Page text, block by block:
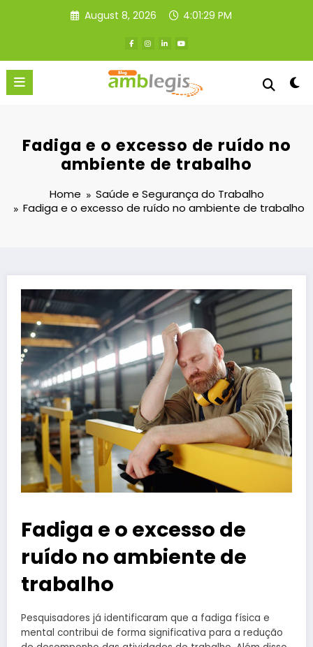
August 8, 2026 4:01:29 PM
Fadiga e o excesso de ruído no
ambiente de trabalho
Home
Saúde e Segurança do Trabalho
Fadiga e o excesso de ruído no ambiente de trabalho
Fadiga e o excesso de
ruído no ambiente de
trabalho
Pesquisadores já identificaram que a fadiga física e
mental contribui de forma significativa para a redução